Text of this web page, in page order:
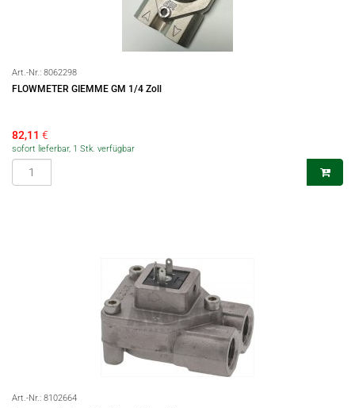
Art.-Nr.: 8062298
FLOWMETER GIEMME GM 1/4 Zoll
82,11 €
sofort lieferbar, 1 Stk. verfügbar
Art.-Nr.: 8102664